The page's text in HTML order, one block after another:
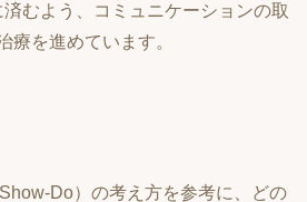
むよう、コミュニケーションの取
療を進めています。
Do）の考え方を参考に、どの